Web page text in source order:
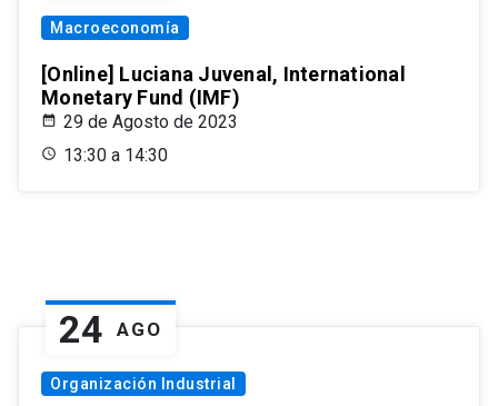
Macroeconomía
[Online] Luciana Juvenal, International
Monetary Fund (IMF)
29 de Agosto de 2023
13:30 a 14:30
24 AGO
Organización Industrial